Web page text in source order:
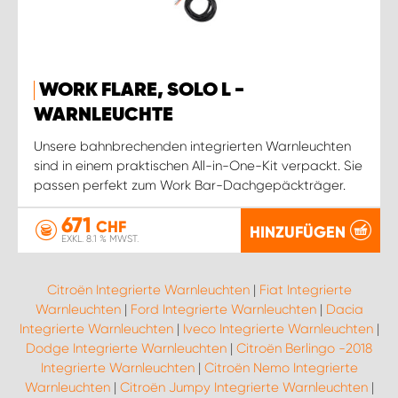
WORK FLARE, SOLO L -
WARNLEUCHTE
Unsere bahnbrechenden integrierten Warnleuchten
sind in einem praktischen All-in-One-Kit verpackt. Sie
passen perfekt zum Work Bar-Dachgepäckträger.
671 CHF
EXKL. 8.1 % MWST. HINZUFÜGEN
Citroën Integrierte Warnleuchten| Fiat Integrierte
Warnleuchten| Ford Integrierte Warnleuchten| Dacia
Integrierte Warnleuchten| Iveco Integrierte Warnleuchten|
Dodge Integrierte Warnleuchten | Citroën Berlingo -2018
Integrierte Warnleuchten| Citroën Nemo Integrierte
Warnleuchten| Citroën Jumpy Integrierte Warnleuchten|